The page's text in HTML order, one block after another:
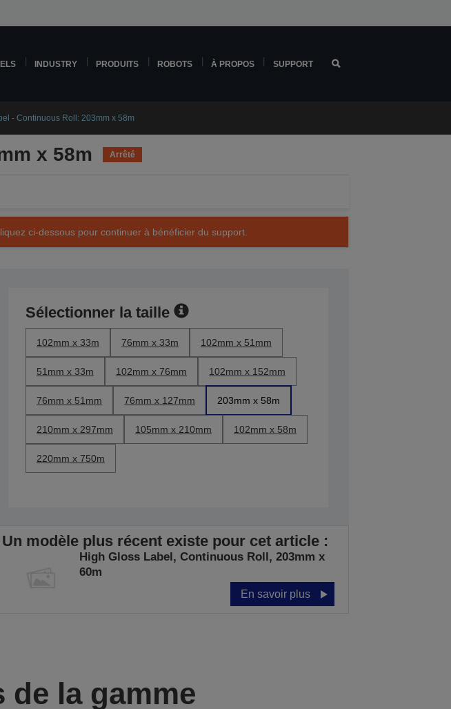
INDUSTRY PRODUITS ROBOTS À PROPOS SUPPORT
- Continuous Roll: 203mm x 58m
x 58m Arrêté
ci-dessous pour continuer à bénéficier du support.
Sélectionner la taille
102mm x 33m 76mm x 33m 102mm x 51mm
51mm x 33m 102mm x 76mm 102mm x 152mm
76mm x 51mm 76mm x 127mm 203mm x 58m
210mm x 297mm 105mm x 210mm 102mm x 58m
220mm x 750m
Un modèle plus récent existe pour cet article :
High Gloss Label, Continuous Roll, 203mm x
60m
En savoir plus
la gamme